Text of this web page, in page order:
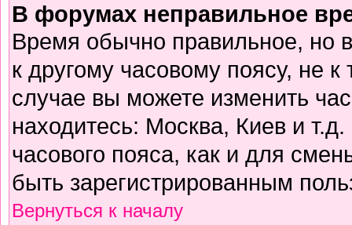
В форумах неправильное
Время обычно правильное, но
к другому часовому поясу, не
случае вы можете изменить
находитесь: Москва, Киев и
часового пояса, как и для
быть зарегистрированным
Вернуться к началу